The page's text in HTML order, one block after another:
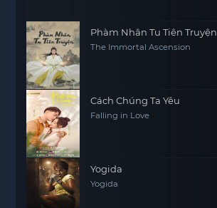
Phàm Nhân Tu Tiên Truyện
The Immortal Ascension
Cách Chúng Ta Yêu
Falling in Love
Yogida
Yogida